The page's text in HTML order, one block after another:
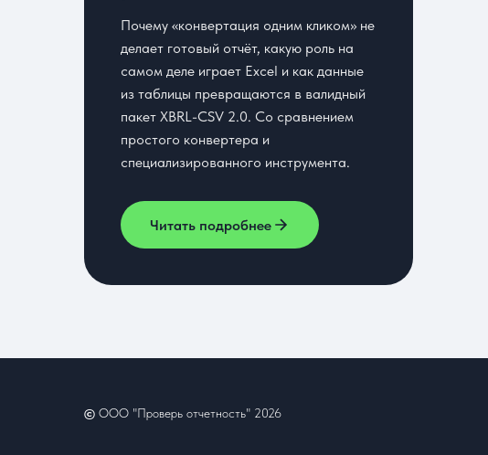
Почему «конвертация одним кликом» не
делает готовый отчёт, какую роль на
самом деле играет Excel и как данные
из таблицы превращаются в валидный
пакет XBRL-CSV 2.0. Со сравнением
простого конвертера и
специализированного инструмента.
Читать подробнее
© ООО "Проверь отчетность" 2026